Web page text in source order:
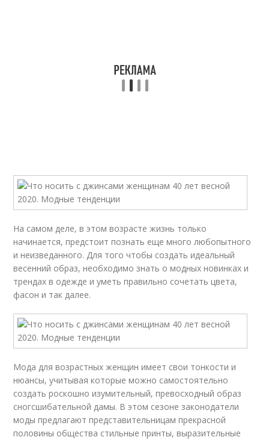
На самом деле, в этом возрасте жизнь только
начинается, предстоит познать еще много любопытного
и неизведанного. Для того чтобы создать идеальный
весенний образ, необходимо знать о модных новинках и
трендах в одежде и уметь правильно сочетать цвета,
фасон и так далее.
Мода для возрастных женщин имеет свои тонкости и
нюансы, учитывая которые можно самостоятельно
создать роскошно изумительный, превосходный образ
сногсшибательной дамы. В этом сезоне законодатели
моды предлагают представительницам прекрасной
половины общества стильные принты, выразительные